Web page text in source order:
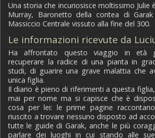
Una storia che incuriosisce moltissimo Julie
Murray, Baronetto della contea di
Massiccio Centrale vissuto alla fine del 300.
Le informazioni ricevute da
Ha affrontato questo viaggio in età
recuperare la radice di una pianta in
studi, di guarire una grave malattia che
unica figlia.
Il diario è pieno di riferimenti a questa
mai per nome ma si capisce che è
cosa per lei: le prime pagine
riuscito a trovare nessuno disposto ad
tutte le guide di Garak, anche le più
parlare dei luoghi in cui stando alle sue